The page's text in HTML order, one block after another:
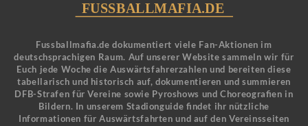
Fussballmafia.de dokumentiert viele Fan-Aktionen im
deutschsprachigen Raum. Auf unserer Website sammeln wir für
Euch jede Woche die Auswärtsfahrerzahlen und bereiten diese
tabellarisch und historisch auf, dokumentieren und summieren
DFB-Strafen für Vereine sowie Pyroshows und Choreografien in
Bildern. In unserem Stadionguide findet ihr nützliche
Informationen für Auswärtsfahrten und auf den Vereinsseiten